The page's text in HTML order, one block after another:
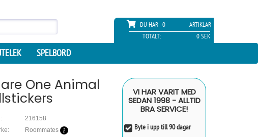
DU HAR 0
ARTIKLAR
TOTALT:
0 SEK
SPELBORD
One Animal
216158
Roommates
VI HAR VARIT MED
SEDAN 1998 - ALLTID
BRA SERVICE!
Byte i upp till 90 dagar